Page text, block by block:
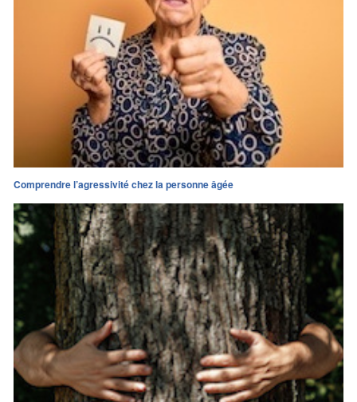
Comprendre l’agressivité chez la personne âgée